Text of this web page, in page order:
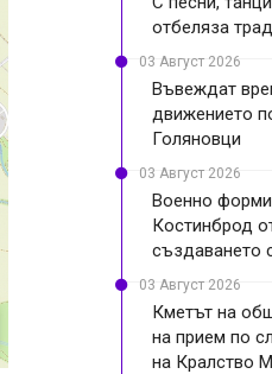
отбеляза
03 Август 2026
Въвеждат
движението
Голяновци
03 Август 2026
Военно
Костинброд
създаването
03 Август 2026
Кметът на
на прием по
на Кралство